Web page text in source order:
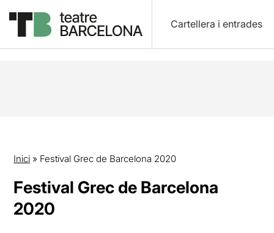
Cartellera i entrades
Inici » Festival Grec de Barcelona 2020
Festival Grec de Barcelona
2020